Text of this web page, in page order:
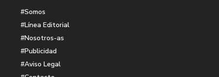
#Somos
#Línea Editorial
#Nosotros-as
#Publicidad
#Aviso Legal